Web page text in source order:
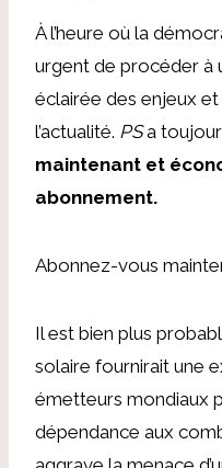
À l’heure où la
urgent de procéder à
éclairée des enjeux
l’actualité. PSa
maintenant et
abonnement.
Abonnez-vous
Il est bien plus
solaire fournirait une
émetteurs mondiaux
dépendance aux